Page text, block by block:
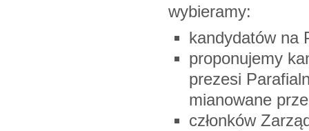
wybieramy:
kandydatów na
proponujemy
prezesi
mianowane
członków